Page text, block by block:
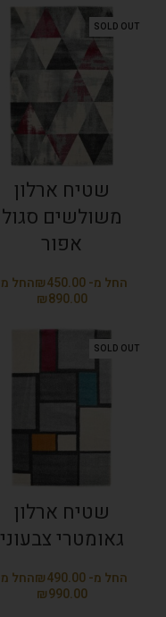
SOLD OUT
שטיח ארלון
משולשים סגול
אפור
₪
₪
SOLD OUT
שטיח ארלון
גאומטרי צבעוני
₪
₪